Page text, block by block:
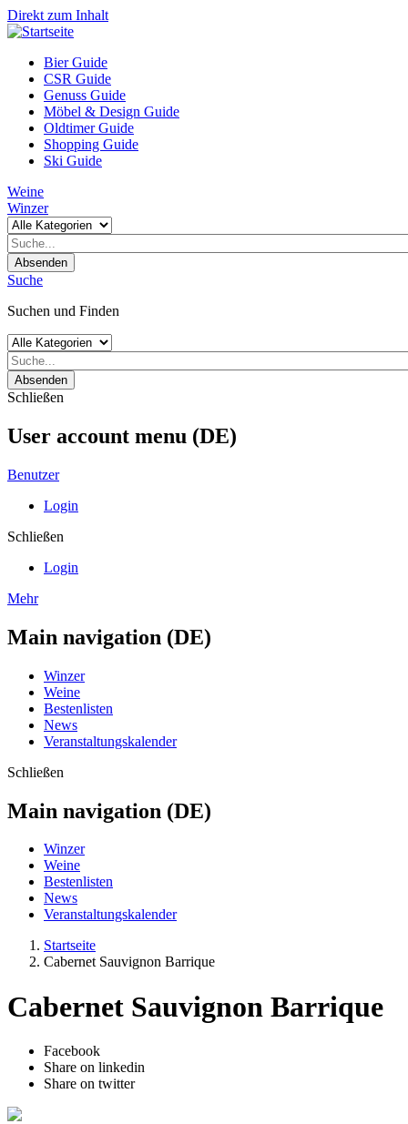
Direkt zum Inhalt
Bier Guide
CSR Guide
Genuss Guide
Möbel & Design Guide
Oldtimer Guide
Shopping Guide
Ski Guide
Weine
Winzer
Absenden
Suche
Suchen und Finden
Absenden
Schließen
User account menu (DE)
Benutzer
Login
Schließen
Login
Mehr
Main navigation (DE)
Winzer
Weine
Bestenlisten
News
Veranstaltungskalender
Schließen
Main navigation (DE)
Winzer
Weine
Bestenlisten
News
Veranstaltungskalender
Startseite
Cabernet Sauvignon Barrique
Cabernet Sauvignon Barrique
Facebook
Share on linkedin
Share on twitter